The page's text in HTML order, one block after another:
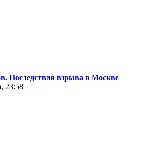
Последствия взрыва в Москве
23:58